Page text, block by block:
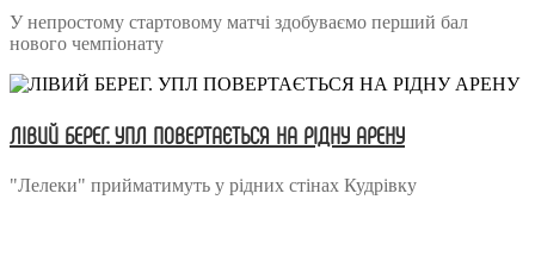
У непростому стартовому матчі здобуваємо перший бал
нового чемпіонату
ЛІВИЙ БЕРЕГ. УПЛ ПОВЕРТАЄТЬСЯ НА РІДНУ АРЕНУ
"Лелеки" прийматимуть у рідних стінах Кудрівку